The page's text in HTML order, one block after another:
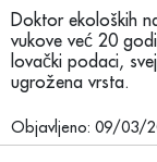
Doktor ekoloških
vukove već 20
lovački podaci,
ugrožena vrsta.
Objavljeno: 09/03/